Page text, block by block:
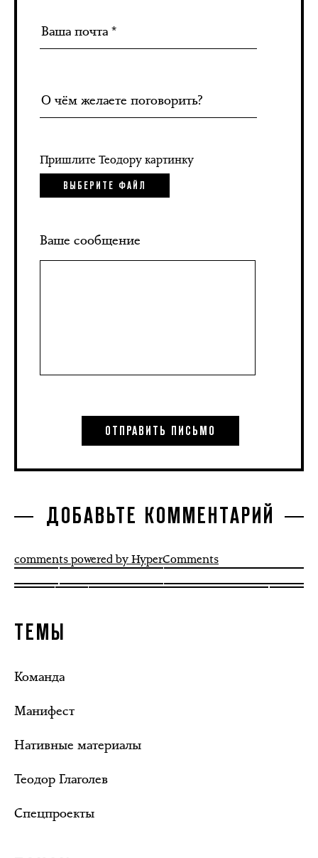
Пришлите Теодору картинку
ВЫБЕРИТЕ ФАЙЛ
Ваше сообщение
ДОБАВЬТЕ КОММЕНТАРИЙ
comments powered by HyperComments
ТЕМЫ
Команда
Манифест
Нативные материалы
Теодор Глаголев
Спецпроекты